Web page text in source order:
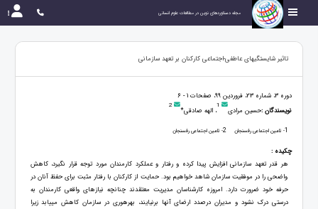
مجله دستاوردهای نوین در مطالعات علوم انسانی
تاثیر شایستگی‎های عاطفی-اجتماعی کارکنان بر تعهد سازمانی
دوره 3، شماره 23، فروردین 99، صفحات 1 - 6
نویسندگان :حسین مرادی 1، الهه صادقی* 2
1- تامین اجتماعی رفسنجان 2- تامین اجتماعی رفسنجان
چکیده :
هر قدر تعهد سازمانی افزایش پیدا کرده و رفتار و عملکرد کارمندان مورد توجه قرار نگیرد، کاهش
واضحی را در موفقیت سازمان شاهد خواهیم بود. حمایت از کارکنان با رفتار مثبت برای حفظ آنان در
حرفه خود ضرورت دارد. امروزه کارشناسان مدیریت معتقدند چنانچه‏ نیازهای واقعی کارمندان به
درستی درک نشود و مدیران درصدد ارضای‏ آن‏ها برنیایند، بهره‏وری در سازمان کاهش می‏یابد زیرا